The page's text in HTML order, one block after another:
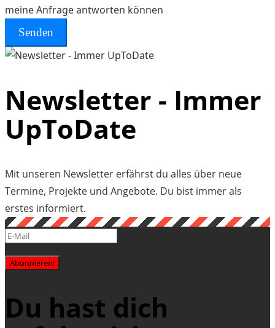
meine Anfrage antworten können
Senden
Newsletter - Immer
UpToDate
Mit unseren Newsletter erfährst du alles über neue
Termine, Projekte und Angebote. Du bist immer als
erstes informiert.
Abonnieren!
Du hast dich